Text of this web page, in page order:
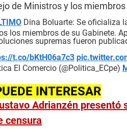
de Ministros y los
Dina Boluarte: Se oficializa
los miembros de su Gabinete.
supremas fueron
t.co/bKtH06a7c3
El Comercio (@Politica_ECpe)
INTERESAR
Adrianzén presentó
censura